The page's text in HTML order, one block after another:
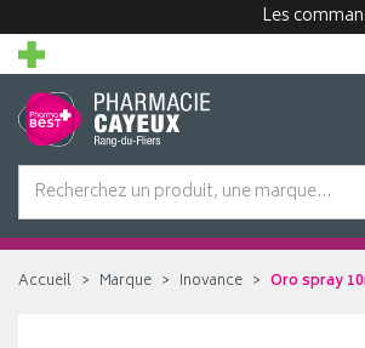
Les
Accueil Marque Inovance Oro spray